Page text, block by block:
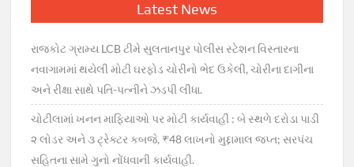
Latest News
રાજકોટ ગ્રામ્ય LCB ટીમે સુલતાનપુર પોલીસ સ્ટેશન વિસ્તારના
નવાગામમાં થયેલી મોટી ઘરફોડ ચોરીનો ભેદ ઉકેલી, ચોરીના દાગીના
અને રીક્ષા સાથે પતિ-પત્નીને ઝડપી લીધા.
ચોટીલામાં ખનન માફિયાઓ પર મોટી કાર્યવાહી : બે સ્થળે દરોડા પાડી
૨ લોડર અને ૩ ટ્રેક્ટર કબજે, ₹48 લાખનો મુદ્દામાલ જપ્ત; સરપંચ
સહિતના સામે ગુનો નોંધવાની કાર્યવાહી.